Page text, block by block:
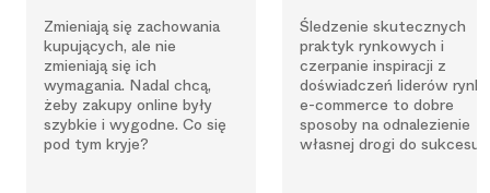
Zmieniają się zachowania
kupujących, ale nie
zmieniają się ich
wymagania. Nadal chcą,
żeby zakupy online były
szybkie i wygodne. Co się
pod tym kryje?
Śledzenie skutecznych
praktyk rynkowych i
czerpanie inspiracji z
doświadczeń liderów
e-commerce to dobre
sposoby na odnalezienie
własnej drogi do sukcesu.